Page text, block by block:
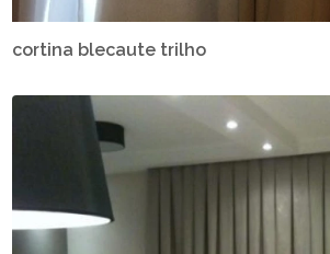
cortina blecaute trilho